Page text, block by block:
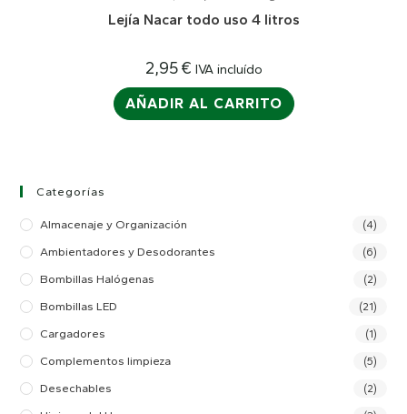
Lejía Nacar todo uso 4 litros
2,95€ IVA incluído
AÑADIR AL CARRITO
Categorías
Almacenaje y Organización (4)
Ambientadores y Desodorantes (6)
Bombillas Halógenas (2)
Bombillas LED (21)
Cargadores (1)
Complementos limpieza (5)
Desechables (2)